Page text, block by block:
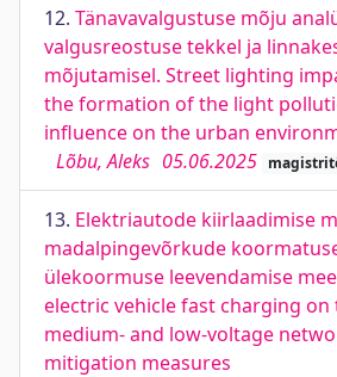
12. Tänavavalgustuse mõju
valgusreostuse tekkel ja
mõjutamisel. Street lighting
the formation of the light
influence on the urban
Lõbu, Aleks 05.06.2025
13. Elektriautode kiirlaadimise
madalpingevõrkude
ülekoormuse leevendamise
electric vehicle fast charging
medium- and low-voltage
mitigation measures